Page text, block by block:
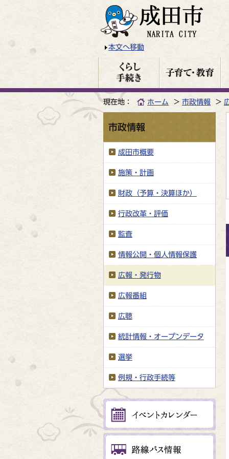
本文へ移動
現在地： ホーム 市政情報
市政情報
成田市概要
施策・計画
財政（予算・決算ほか）
行政改革・評価
監査
情報公開・個人情報保護
広報・発行物
広報番組
広聴
統計情報・オープンデータ
選挙
例規・行政手続等